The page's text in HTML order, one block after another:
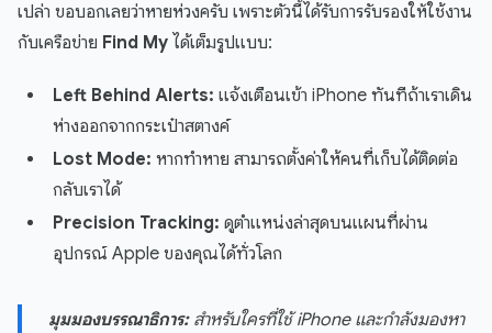
เปล่า ขอบอกเลยว่าหายห่วงครับ เพราะตัวนี้ได้รับการรับรองให้ใช้งาน
กับเครือข่าย Find My ได้เต็มรูปแบบ:
Left Behind Alerts: แจ้งเตือนเข้า iPhone ทันทีถ้าเราเดิน
ห่างออกจากกระเป๋าสตางค์
Lost Mode: หากทำหาย สามารถตั้งค่าให้คนที่เก็บได้ติดต่อ
กลับเราได้
Precision Tracking: ดูตำแหน่งล่าสุดบนแผนที่ผ่าน
อุปกรณ์ Apple ของคุณได้ทั่วโลก
มุมมองบรรณาธิการ:สำหรับใครที่ใช้ iPhone และกำลังมองหา